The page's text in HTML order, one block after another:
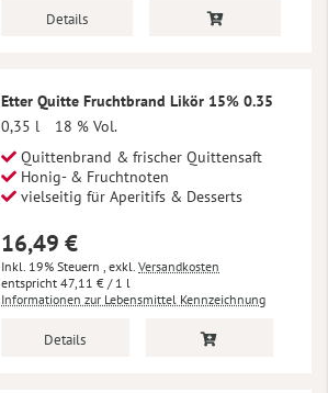
Details
Etter Quitte Fruchtbrand Likör 15% 0.35
0,35 l
18 % Vol.
Quittenbrand & frischer Quittensaft
Honig- & Fruchtnoten
vielseitig für Aperitifs & Desserts
16,49 €
Inkl. 19% Steuern , exkl. Versandkosten
47,11 € / 1 l
Informationen zur Lebensmittel Kennzeichnung
Details